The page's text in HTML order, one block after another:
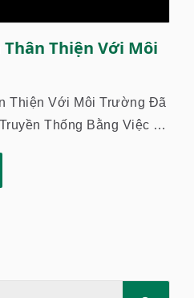
Thiện Với Môi
Thiện Với Môi Trường Đã
Thống Bằng Việc Áp